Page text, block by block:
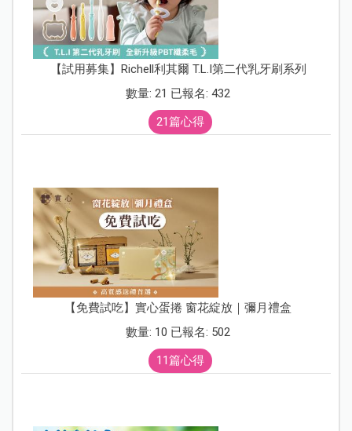
【試用募集】Richell利其爾 T.L.I第二代乳牙刷系列
數量: 21 已報名: 432
21篇心得
【免費試吃】實心蛋捲 窗花綻放｜彌月禮盒
數量: 10 已報名: 502
11篇心得